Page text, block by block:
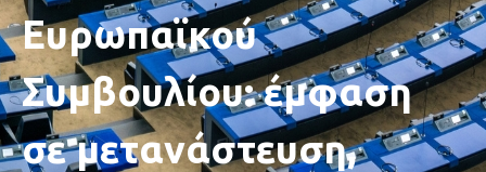
Ευρωπαϊκού
Συμβουλίου: έμφαση
σε μετανάστευση,